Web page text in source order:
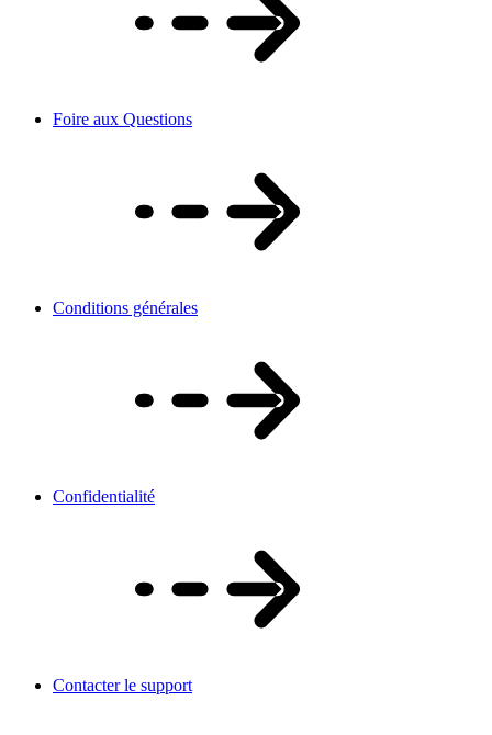
Foire aux Questions
Conditions générales
Confidentialité
Contacter le support